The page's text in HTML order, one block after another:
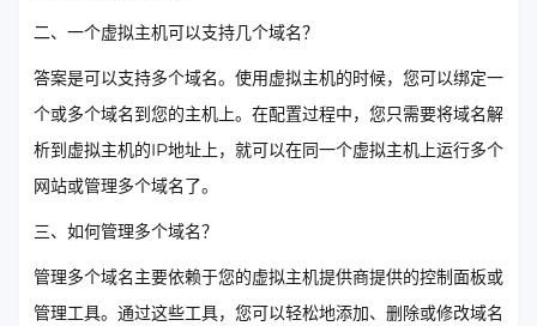
二、一个虚拟主机可以支持几个域名？
答案是可以支持多个域名。使用虚拟主机的时候，您可以绑定一
个或多个域名到您的主机上。在配置过程中，您只需要将域名解
析到虚拟主机的IP地址上，就可以在同一个虚拟主机上运行多个
网站或管理多个域名了。
三、如何管理多个域名？
管理多个域名主要依赖于您的虚拟主机提供商提供的控制面板或
管理工具。通过这些工具，您可以轻松地添加、删除或修改域名